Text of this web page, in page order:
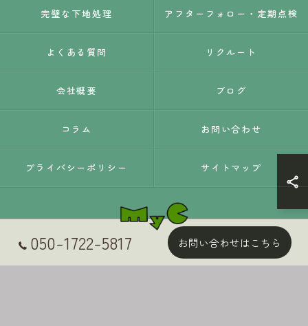
050-1722-5817 お問い合わせはこちら
完璧な下地処理 アフターフォロー・定期点検
よくある質問 リクルート
会社概要 ブログ
コラム お問い合わせ
プライバシーポリシー サイトマップ
© 2026 静岡県静岡市の外壁塗装はMyC ALL RIGHTS RESERVED.